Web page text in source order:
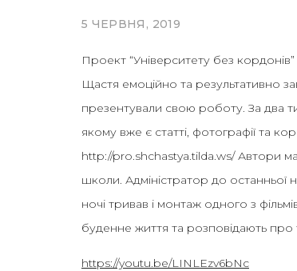
5 ЧЕРВНЯ, 2019
Проект “Університету без
Щастя емоційно та результативно
презентували свою роботу. За два
якому вже є статті, фотографії та
http://pro.shchastya.tilda.ws/ Автори
школи. Адміністратор до останньої
ночі тривав і монтаж одного з
буденне життя та розповідають про
https://youtu.be/LINLEzv6bNc